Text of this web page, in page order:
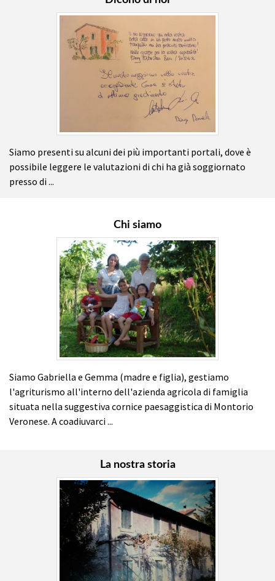
Siamo presenti su alcuni dei più importanti portali, dove è
possibile leggere le valutazioni di chi ha già soggiornato
presso di ...
Chi siamo
Siamo Gabriella e Gemma (madre e figlia), gestiamo
l'agriturismo all'interno dell'azienda agricola di famiglia
situata nella suggestiva cornice paesaggistica di Montorio
Veronese. A coadiuvarci ...
La nostra storia